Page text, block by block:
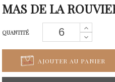
MAS DE LA
QUANTITÉ
AJOUTER AU PANIER